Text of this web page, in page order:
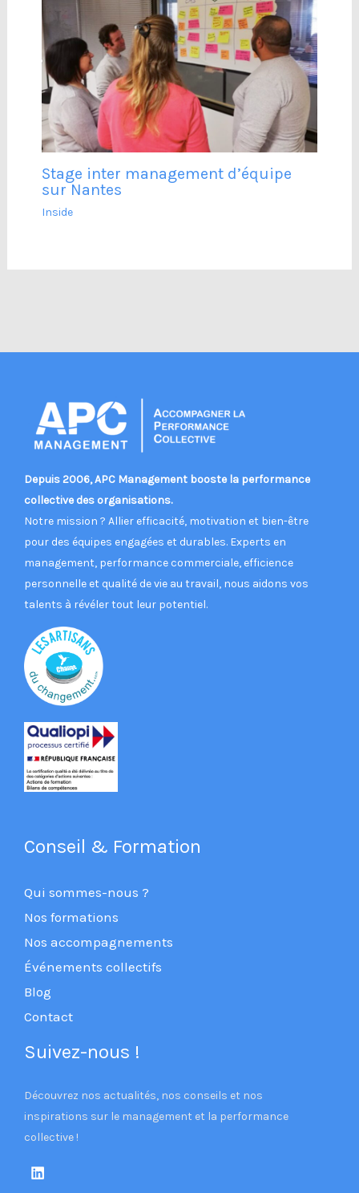
Stage inter management d’équipe
sur Nantes
Inside
Depuis 2006, APC Management booste la performance
collective des organisations.
Notre mission ? Allier efficacité, motivation et bien-être
pour des équipes engagées et durables. Experts en
management, performance commerciale, efficience
personnelle et qualité de vie au travail, nous aidons vos
talents à révéler tout leur potentiel.
Conseil & Formation
Qui sommes-nous ?
Nos formations
Nos accompagnements
Événements collectifs
Blog
Contact
Suivez-nous !
Découvrez nos actualités, nos conseils et nos
inspirations sur le management et la performance
collective !